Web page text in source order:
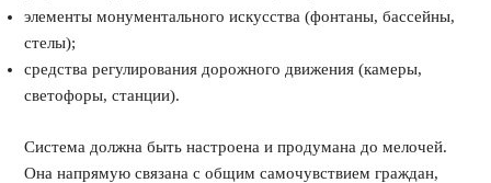
элементы монументального искусства (фонтаны, бассейны,
стелы);
средства регулирования дорожного движения (камеры,
светофоры, станции).
Система должна быть настроена и продумана до мелочей.
Она напрямую связана с общим самочувствием граждан,